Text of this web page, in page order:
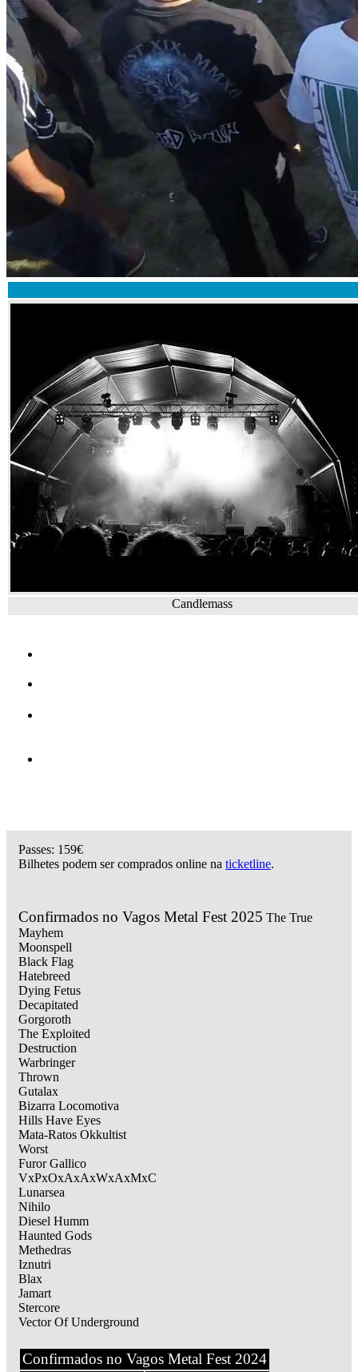
Candlemass
Passes: 159€
Bilhetes podem ser comprados online na ticketline.
Confirmados no Vagos Metal Fest 2025 The True
Mayhem
Moonspell
Black Flag
Hatebreed
Dying Fetus
Decapitated
Gorgoroth
The Exploited
Destruction
Warbringer
Thrown
Gutalax
Bizarra Locomotiva
Hills Have Eyes
Mata-Ratos Okkultist
Worst
Furor Gallico
VxPxOxAxAxWxAxMxC
Lunarsea
Nihilo
Diesel Humm
Haunted Gods
Methedras
Iznutri
Blax
Jamart
Stercore
Vector Of Underground
Confirmados no Vagos Metal Fest 2024